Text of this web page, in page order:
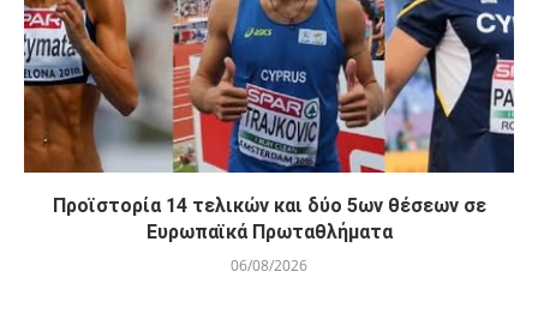
Προϊστορία 14 τελικών και δύο 5ων θέσεων σε
Ευρωπαϊκά Πρωταθλήματα
06/08/2026